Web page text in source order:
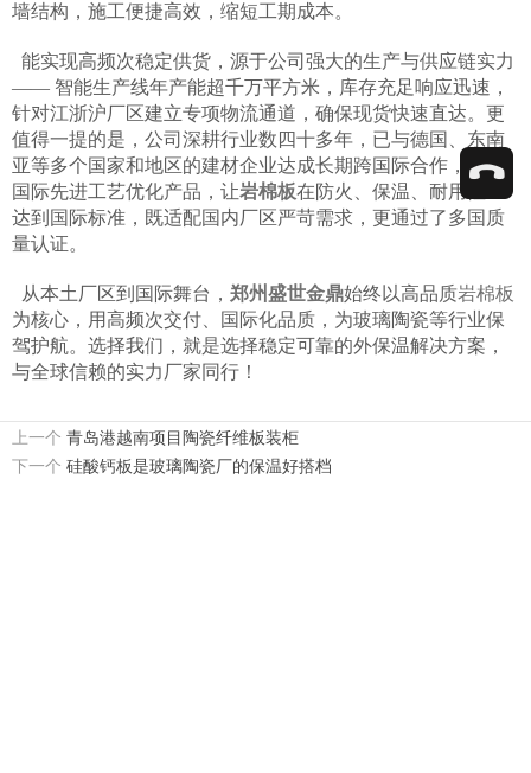
墙结构，施工便捷高效，缩短工期成本。
能实现高频次稳定供货，源于公司强大的生产与供应链实力
—— 智能生产线年产能超千万平方米，库存充足响应迅速，
针对江浙沪厂区建立专项物流通道，确保现货快速直达。更
值得一提的是，公司深耕行业数四十多年，已与德国、东南
亚等多个国家和地区的建材企业达成长期跨国际合作，吸收
国际先进工艺优化产品，让岩棉板在防火、保温、耐用性上
达到国际标准，既适配国内厂区严苛需求，更通过了多国质
量认证。
从本土厂区到国际舞台， 郑州盛世金鼎始终以高品质岩棉板
为核心，用高频次交付、国际化品质，为玻璃陶瓷等行业保
驾护航。选择我们，就是选择稳定可靠的外保温解决方案，
与全球信赖的实力厂家同行！
上一个 青岛港越南项目陶瓷纤维板装柜
下一个 硅酸钙板是玻璃陶瓷厂的保温好搭档